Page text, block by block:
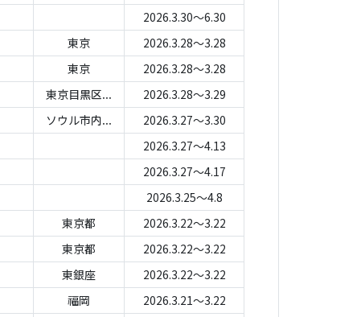
2026.3.30～6.30
東京
2026.3.28～3.28
東京
2026.3.28～3.28
東京目黒区...
2026.3.28～3.29
ソウル市内...
2026.3.27～3.30
2026.3.27～4.13
2026.3.27～4.17
2026.3.25～4.8
東京都
2026.3.22～3.22
東京都
2026.3.22～3.22
東銀座
2026.3.22～3.22
福岡
2026.3.21～3.22